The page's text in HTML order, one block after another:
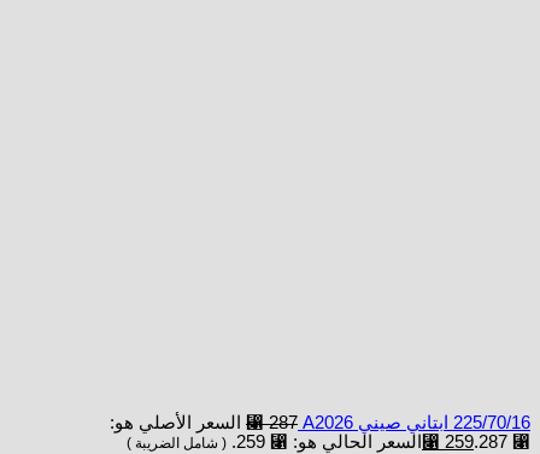
225/70/16 ابتاني صيني A2026 ⃁287
السعر الأصلي هو:
⃁ 287.
⃁ 259 السعر الحالي هو: ⃁ 259. ( شامل الضريبة )